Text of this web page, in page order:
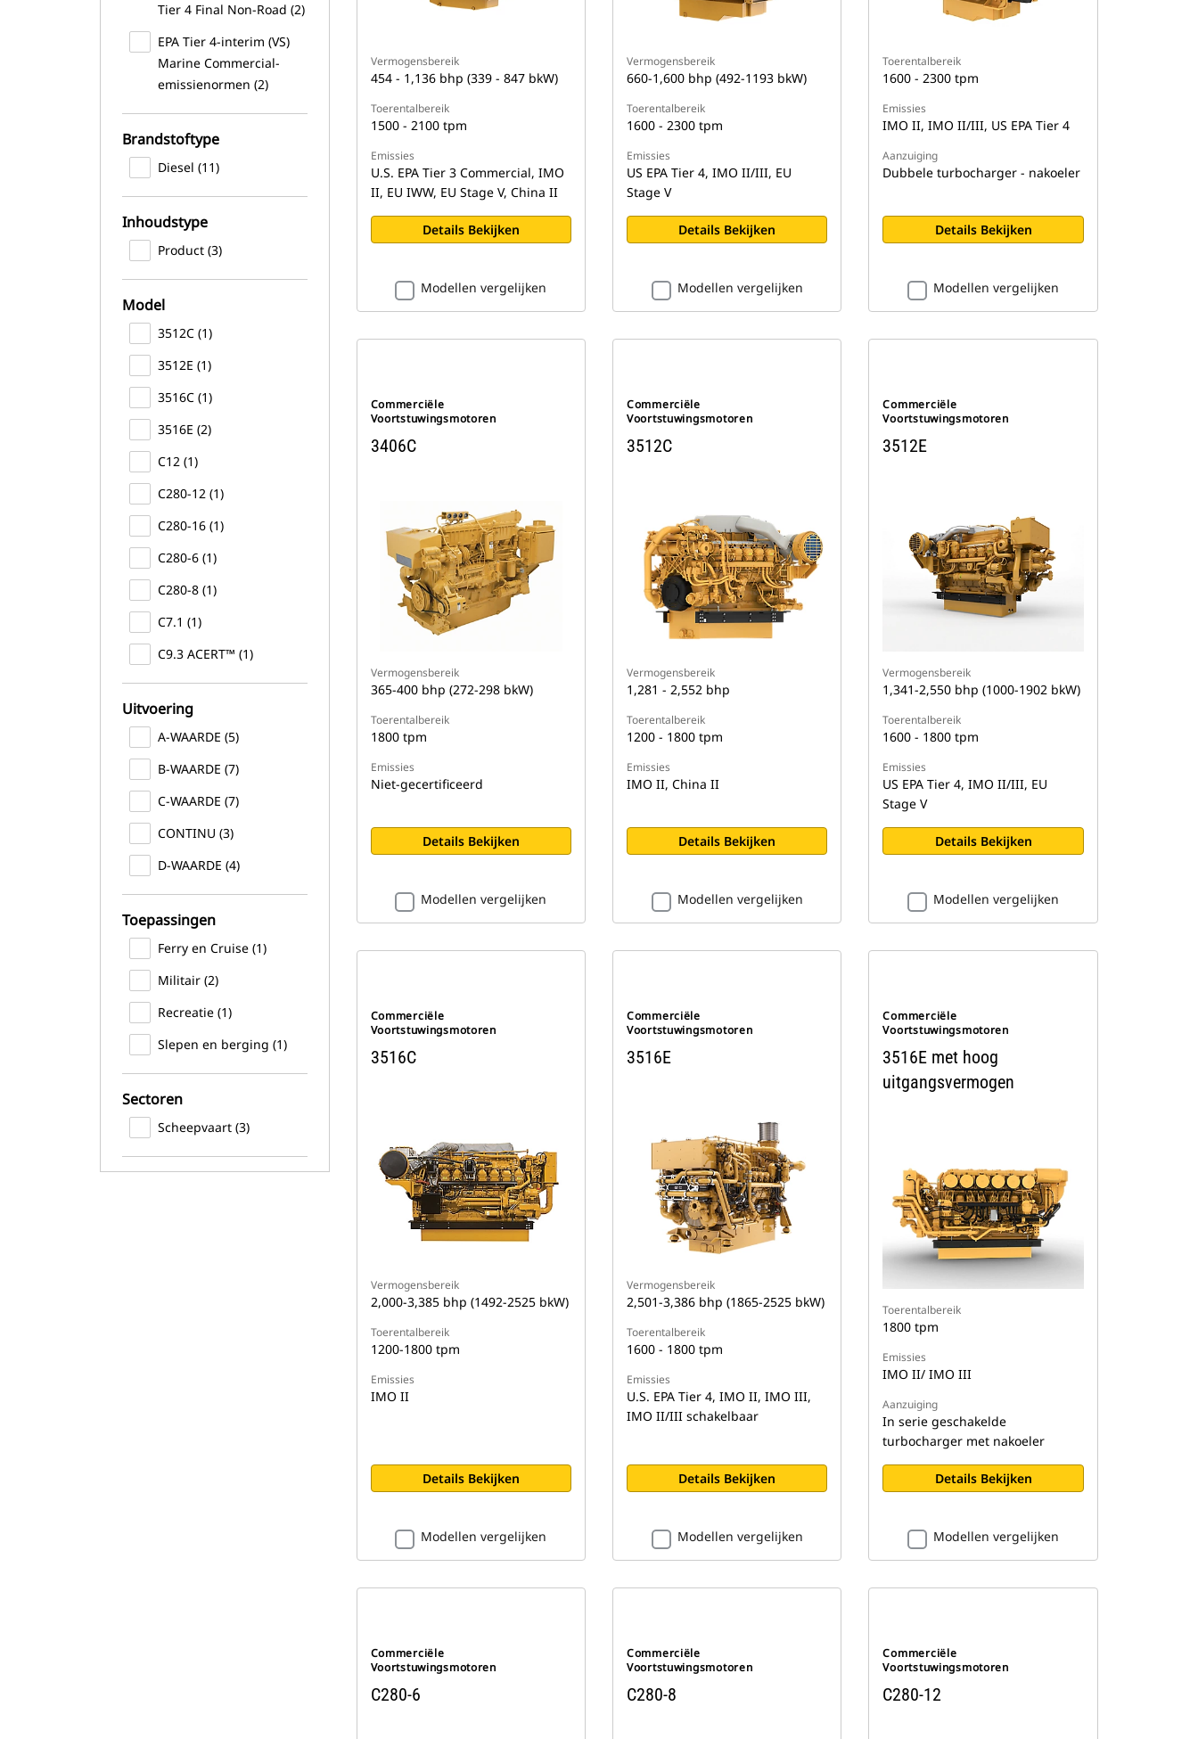
Tier 4 Final Non-Road (2)
EPA Tier 4-interim (VS)
Marine Commercial-
emissienormen (2)
Brandstoftype
Diesel (11)
Inhoudstype
Product (3)
Model
3512C (1)
3512E (1)
3516C (1)
3516E (2)
C12 (1)
C280-12 (1)
C280-16 (1)
C280-6 (1)
C280-8 (1)
C7.1 (1)
C9.3 ACERT™ (1)
Uitvoering
A-WAARDE (5)
B-WAARDE (7)
C-WAARDE (7)
CONTINU (3)
D-WAARDE (4)
Toepassingen
Ferry en Cruise (1)
Militair (2)
Recreatie (1)
Slepen en berging (1)
Sectoren
Scheepvaart (3)
Vermogensbereik
454 - 1,136 bhp (339 - 847 bkW)
Toerentalbereik
1500 - 2100 tpm
Emissies
U.S. EPA Tier 3 Commercial, IMO
II, EU IWW, EU Stage V, China II
Details Bekijken
Modellen vergelijken
Vermogensbereik
660-1,600 bhp (492-1193 bkW)
Toerentalbereik
1600 - 2300 tpm
Emissies
US EPA Tier 4, IMO II/III, EU
Stage V
Details Bekijken
Modellen vergelijken
Toerentalbereik
1600 - 2300 tpm
Emissies
IMO II, IMO II/III, US EPA Tier 4
Aanzuiging
Dubbele turbocharger - nakoeler
Details Bekijken
Modellen vergelijken
Commerciële
Voortstuwingsmotoren
3406C
Vermogensbereik
365-400 bhp (272-298 bkW)
Toerentalbereik
1800 tpm
Emissies
Niet-gecertificeerd
Details Bekijken
Modellen vergelijken
Commerciële
Voortstuwingsmotoren
3512C
Vermogensbereik
1,281 - 2,552 bhp
Toerentalbereik
1200 - 1800 tpm
Emissies
IMO II, China II
Details Bekijken
Modellen vergelijken
Commerciële
Voortstuwingsmotoren
3512E
Vermogensbereik
1,341-2,550 bhp (1000-1902 bkW)
Toerentalbereik
1600 - 1800 tpm
Emissies
US EPA Tier 4, IMO II/III, EU
Stage V
Details Bekijken
Modellen vergelijken
Commerciële
Voortstuwingsmotoren
3516C
Vermogensbereik
2,000-3,385 bhp (1492-2525 bkW)
Toerentalbereik
1200-1800 tpm
Emissies
IMO II
Details Bekijken
Modellen vergelijken
Commerciële
Voortstuwingsmotoren
3516E
Vermogensbereik
2,501-3,386 bhp (1865-2525 bkW)
Toerentalbereik
1600 - 1800 tpm
Emissies
U.S. EPA Tier 4, IMO II, IMO III,
IMO II/III schakelbaar
Details Bekijken
Modellen vergelijken
Commerciële
Voortstuwingsmotoren
3516E met hoog
uitgangsvermogen
Toerentalbereik
1800 tpm
Emissies
IMO II/ IMO III
Aanzuiging
In serie geschakelde
turbocharger met nakoeler
Details Bekijken
Modellen vergelijken
Commerciële
Voortstuwingsmotoren
C280-6
Commerciële
Voortstuwingsmotoren
C280-8
Commerciële
Voortstuwingsmotoren
C280-12